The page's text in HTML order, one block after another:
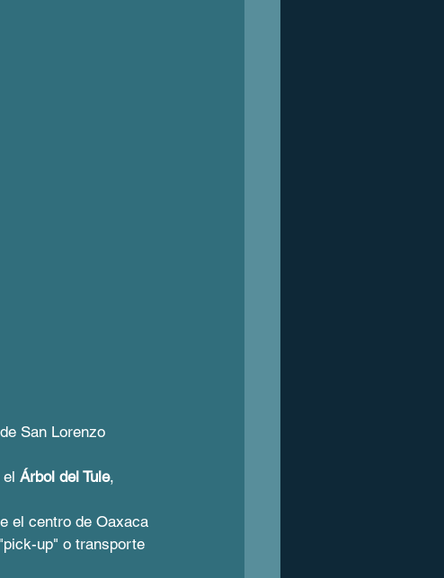
San Lorenzo
Árbol del Tule,
el centro de Oaxaca
up" o transporte